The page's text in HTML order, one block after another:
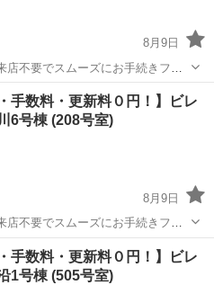
8月9日
不要でスムーズにお手続きフリ
ートあり！敷金・礼金・更新料・
の結果、敷金をお預かりする場合
アパート 徒歩
手数料・更新料０円！】ビレ
6号棟 (208号室)
8月9日
不要でスムーズにお手続きフリ
ートあり！敷金・礼金・更新料・
の結果、敷金をお預かりする場合
...
アパート 徒歩
手数料・更新料０円！】ビレ
1号棟 (505号室)